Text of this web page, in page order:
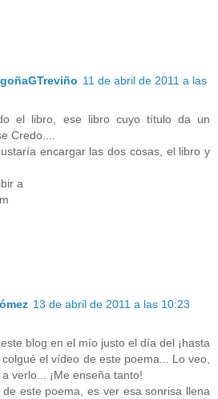
11 de abril de 2011 a las
el libro, ese libro cuyo título da un
Credo....
encargar las dos cosas, el libro y
a
13 de abril de 2011 a las 10:23
blog en el mío justo el día del ¡hasta
el vídeo de este poema... Lo veo,
verlo... ¡Me enseña tanto!
este poema, es ver esa sonrisa llena